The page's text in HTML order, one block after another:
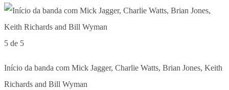
5 de 5
Início da banda com Mick Jagger, Charlie Watts, Brian Jones, Keith
Richards and Bill Wyman